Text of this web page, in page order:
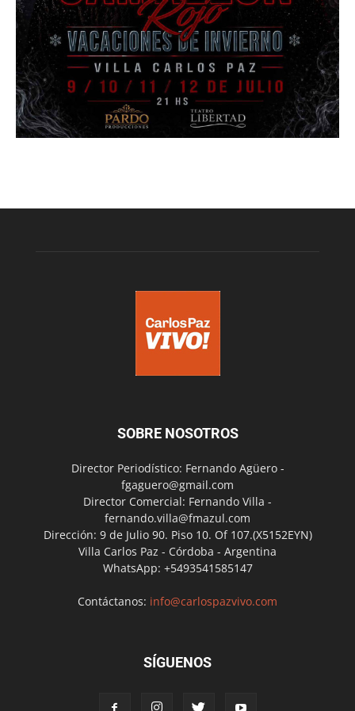
SOBRE NOSOTROS
Director Periodístico: Fernando Agüero -
fgaguero@gmail.com
Director Comercial: Fernando Villa -
fernando.villa@fmazul.com
Dirección: 9 de Julio 90. Piso 10. Of 107.(X5152EYN)
Villa Carlos Paz - Córdoba - Argentina
WhatsApp: +5493541585147
Contáctanos: info@carlospazvivo.com
SÍGUENOS